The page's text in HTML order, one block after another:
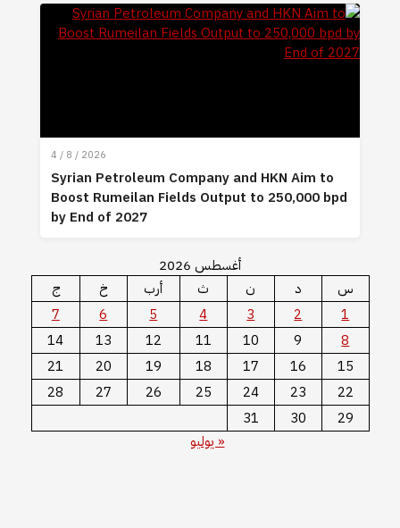
4 / 8 / 2026
Syrian Petroleum Company and HKN Aim to
Boost Rumeilan Fields Output to 250,000 bpd
by End of 2027
أغسطس 2026
س
د ن ث أرب خ
ج
1
2
3
4
5
6
7
8
9
10
11
12
13
14
15
16
17
18
19
20
21
22
23
24
25
26
27
28
29
30
31
« يوليو